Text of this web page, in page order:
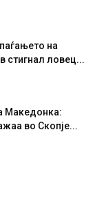
на
стигнал ловец...
Македонка:
во Скопје...